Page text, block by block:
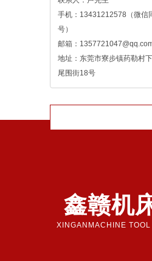
手机：13431212578（微信
号）
邮箱：
地址：东莞市寮步镇药勒村
尾围街18号
鑫赣机
XINGANMACHINE